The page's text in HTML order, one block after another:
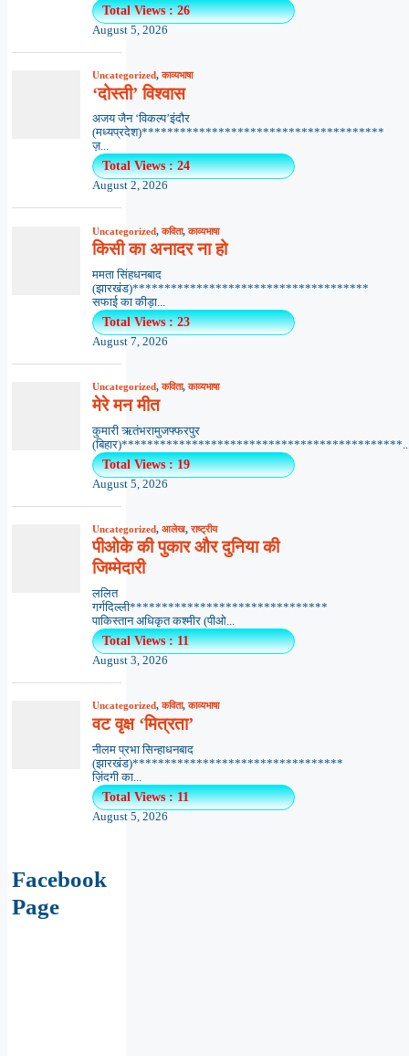
Total Views : 26
August 5, 2026
Uncategorized,काव्यभाषा
‘दोस्ती’ विश्वास
अजय जैन ‘विकल्प’इंदौर
(मध्यप्रदेश)**************************************
ज़...
Total Views : 24
August 2, 2026
Uncategorized,कविता,काव्यभाषा
किसी का अनादर ना हो
ममता सिंहधनबाद
(झारखंड)*************************************
सफाई का कीड़ा...
Total Views : 23
August 7, 2026
Uncategorized,कविता,काव्यभाषा
मेरे मन मीत
कुमारी ऋतंभरामुजफ्फरपुर
Total Views : 19
August 5, 2026
Uncategorized, आलेख,राष्ट्रीय
पीओके की पुकार और दुनिया की
जिम्मेदारी
ललित
गर्गदिल्ली*******************************
पाकिस्तान अधिकृत कश्मीर (पीओ...
Total Views : 11
August 3, 2026
Uncategorized,कविता,काव्यभाषा
वट वृक्ष ‘मित्रता’
नीलम प्रभा सिन्हाधनबाद
(झारखंड)*********************************
ज़िंदगी का...
Total Views : 11
August 5, 2026
Facebook
Page